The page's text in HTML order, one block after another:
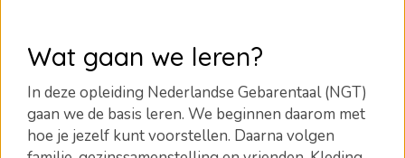
Wat gaan we leren?
In deze opleiding Nederlandse Gebarentaal (NGT)
gaan we de basis leren. We beginnen daarom met
hoe je jezelf kunt voorstellen. Daarna volgen